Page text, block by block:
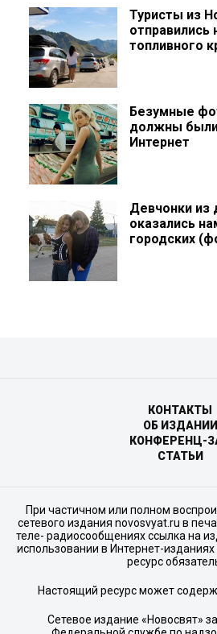
Туристы из
отправились
топливного
Безумные
должны были
Интернет
Девчонки из
оказались
городских
КОНТАКТЫ
ОБ ИЗДАНИИ
КОНФЕРЕНЦ-
СТАТЬИ
При частичном или полном
сетевого издания novosvyat.ru в
теле- радиосообщениях ссылка на
использовании в Интернет-
ресурс
Настоящий ресурс может
Сетевое издание «Новосвят»